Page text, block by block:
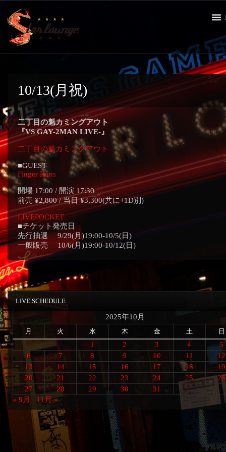
10/13(月祝)
二丁目の魁カミングアウト
『VS GAY-2MAN LIVE-』
二丁目の魁カミングアウト
■GUEST
Finger Runs
開場 17:00 / 開演 17:30
前売 ¥2,800 / 当日 ¥3,300(共に+1D別)
LIVEPOCKET
■チケット発売日
先行抽選 9/29(月)19:00-10/5(日)
一般販売 10/6(月)19:00-10/12(日)
LIVE SCHEDULE
2025年10月
月 火 水 木 金 土 日
1 2 3 4
5
6
7 8 9 10 11
12
13
14 15 16 17 18
19
20
21 22 23 24 25
26
27
28 29 30
31
« 9月
11月 »